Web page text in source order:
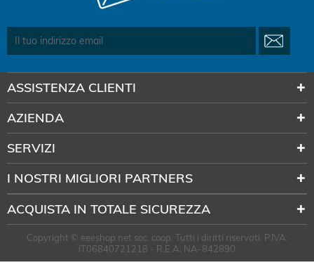
ASSISTENZA CLIENTI
AZIENDA
SERVIZI
I NOSTRI MIGLIORI PARTNERS
ACQUISTA IN TOTALE SICUREZZA
Copyright © eeeshop.net soc. coop. Tutti i diritti riservati. P.IVA:
IT06840721218 - R.E.A. NA-842890